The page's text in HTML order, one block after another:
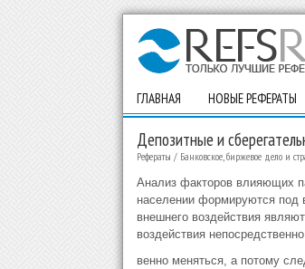
ГЛАВНАЯ НОВЫЕ РЕФЕРАТЫ
Депозитные и
Рефераты / Банковское, биржевое дело и
Анализ факторов влияющих
населении формируются под
внешнего воздействия
воздействия
венно мeнятьcя, а потому